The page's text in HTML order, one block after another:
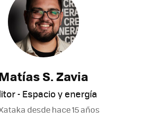
S. Zavia
- Espacio y energía
desdehace 15 años